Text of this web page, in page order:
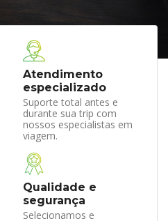
Atendimento
especializado
Suporte total antes e
durante sua trip com
nossos especialistas em
viagem.
Qualidade e
segurança
Selecionamos e